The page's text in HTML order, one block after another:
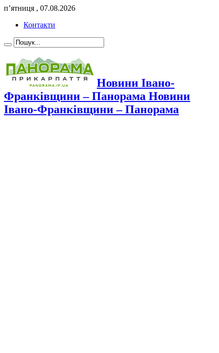
п’ятниця , 07.08.2026
Контакти
Новини Івано-
Франківщини – Панорама Новини
Івано-Франківщини – Панорама